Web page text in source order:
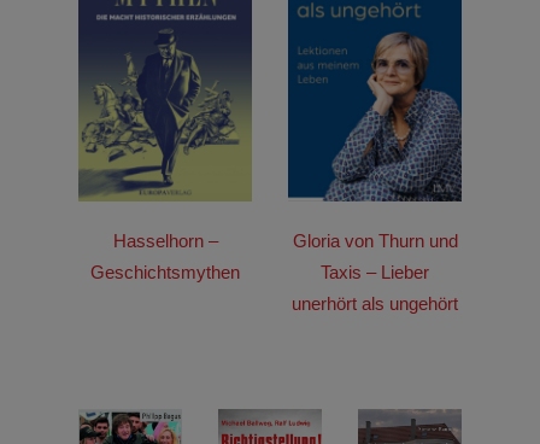
Hasselhorn –
Geschichtsmythen
Gloria von Thurn und
Taxis – Lieber
unerhört als ungehört